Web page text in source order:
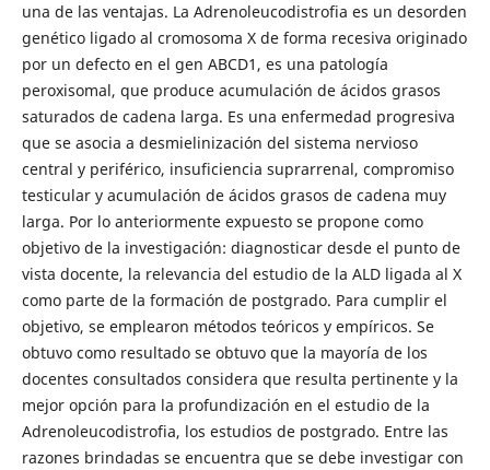
una de las ventajas. La Adrenoleucodistrofia es un desorden
genético ligado al cromosoma X de forma recesiva originado
por un defecto en el gen ABCD1, es una patología
peroxisomal, que produce acumulación de ácidos grasos
saturados de cadena larga. Es una enfermedad progresiva
que se asocia a desmielinización del sistema nervioso
central y periférico, insuficiencia suprarrenal, compromiso
testicular y acumulación de ácidos grasos de cadena muy
larga. Por lo anteriormente expuesto se propone como
objetivo de la investigación: diagnosticar desde el punto de
vista docente, la relevancia del estudio de la ALD ligada al X
como parte de la formación de postgrado. Para cumplir el
objetivo, se emplearon métodos teóricos y empíricos. Se
obtuvo como resultado se obtuvo que la mayoría de los
docentes consultados considera que resulta pertinente y la
mejor opción para la profundización en el estudio de la
Adrenoleucodistrofia, los estudios de postgrado. Entre las
razones brindadas se encuentra que se debe investigar con